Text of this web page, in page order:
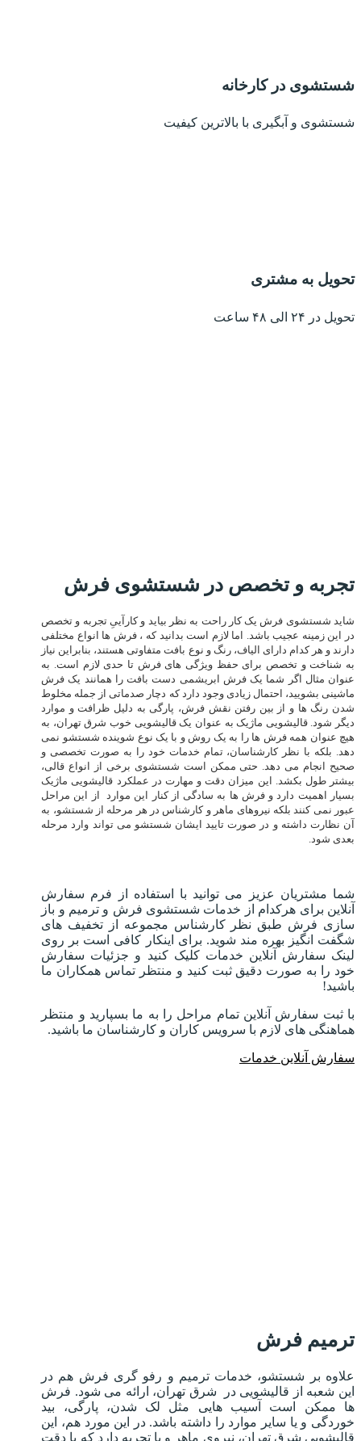
شستشوی در کارخانه
شستشوی و آبگیری با بالاترین کیفیت
تحویل به مشتری
تحویل در ۲۴ الی ۴۸ ساعت
تجربه و تخصص در شستشوی فرش
شاید شستشوی فرش یک کار راحت به نظر بیاید و کارآییِ تجربه و تخصص
در این زمینه عجیب باشد. اما لازم است بدانید که ، فرش ها انواع مختلفی
دارند و هر کدام دارای الیاف، رنگ و نوع بافت متفاوتی هستند، بنابراین نیاز
به شناخت و تخصص برای حفظ ویژگی های فرش تا حدی لازم است. به
عنوان مثال اگر شما یک فرش ابریشمی دست بافت را همانند یک فرش
ماشینی بشویید، احتمال زیادی وجود دارد که دچار صدماتی از جمله مخلوط
شدن رنگ ها و از بین رفتن نقش فرش، پارگی به دلیل ظرافت و موارد
دیگر شود. قالیشویی ماژیک به عنوان یک قالیشویی خوب شرق تهران، به
هیچ عنوان همه فرش ها را به یک روش و با یک نوع شوینده شستشو نمی
دهد. بلکه با نظر کارشناسان، تمام خدمات خود را به صورت تخصصی و
صحیح انجام می دهد. حتی ممکن است شستشوی برخی از انواع قالی،
بیشتر طول بکشد. این میزان دقت و مهارت در عملکرد قالیشویی ماژیک
بسیار اهمیت دارد و فرش ها به سادگی از کنار این موارد از این مراحل
عبور نمی کنند بلکه نیروهای ماهر و کارشناس در هر مرحله از شستشو، به
آن نظارت داشته و در صورت تایید ایشان شستشو می تواند وارد مرحله
بعدی شود.
شما مشتریان عزیز می توانید با استفاده از فرم سفارش
آنلاین برای هرکدام از خدمات شستشوی فرش و ترمیم و باز
سازی فرش طبق نظر کارشناس مجموعه از تخفیف های
شگفت انگیز بهره مند شوید. برای اینکار کافی است بر روی
لینک سفارش آنلاین خدمات کلیک کنید و جزئیات سفارش
خود را به صورت دقیق ثبت کنید و منتظر تماس همکاران ما
باشید!
با ثبت سفارش آنلاین تمام مراحل را به ما بسپارید و منتظر
هماهنگی های لازم با سرویس کاران و کارشناسان ما باشید.
سفارش آنلاین خدمات
ترمیم فرش
علاوه بر شستشو، خدمات ترمیم و رفو گری فرش هم در
این شعبه از قالیشویی در شرق تهران، ارائه می شود. فرش
ها ممکن است آسیب هایی مثل لک شدن، پارگی، بید
خوردگی و یا سایر موارد را داشته باشد. در این مورد هم، این
قالیشویی شرق تهران، نیروی ماهر و با تجربه دارد که با دقت